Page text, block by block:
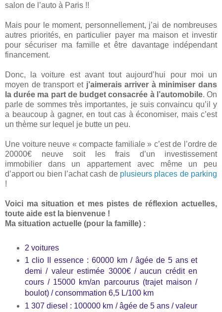
salon de l’auto à Paris !!
Mais pour le moment, personnellement, j’ai de nombreuses
autres priorités, en particulier payer ma maison et investir
pour sécuriser ma famille et être davantage indépendant
financement.
Donc, la voiture est avant tout aujourd’hui pour moi un
moyen de transport et j’aimerais arriver à minimiser dans
la durée ma part de budget consacrée à l’automobile. On
parle de sommes très importantes, je suis convaincu qu’il y
a beaucoup à gagner, en tout cas à économiser, mais c’est
un thème sur lequel je butte un peu.
Une voiture neuve « compacte familiale » c’est de l’ordre de
20000€ neuve soit les frais d’un investissement
immobilier dans un appartement avec même un peu
d’apport ou bien l’achat cash de plusieurs places de parking
!
Voici ma situation et mes pistes de réflexion actuelles,
toute aide est la bienvenue !
Ma situation actuelle (pour la famille) :
2 voitures
1 clio II essence : 60000 km / âgée de 5 ans et
demi / valeur estimée 3000€ / aucun crédit en
cours / 15000 km/an parcourus (trajet maison /
boulot) / consommation 6,5 L/100 km
1 307 diesel : 100000 km / âgée de 5 ans / valeur